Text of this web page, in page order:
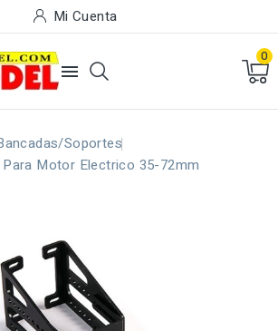
Mi Cuenta

0
Soportes
Motor Electrico 35-72mm